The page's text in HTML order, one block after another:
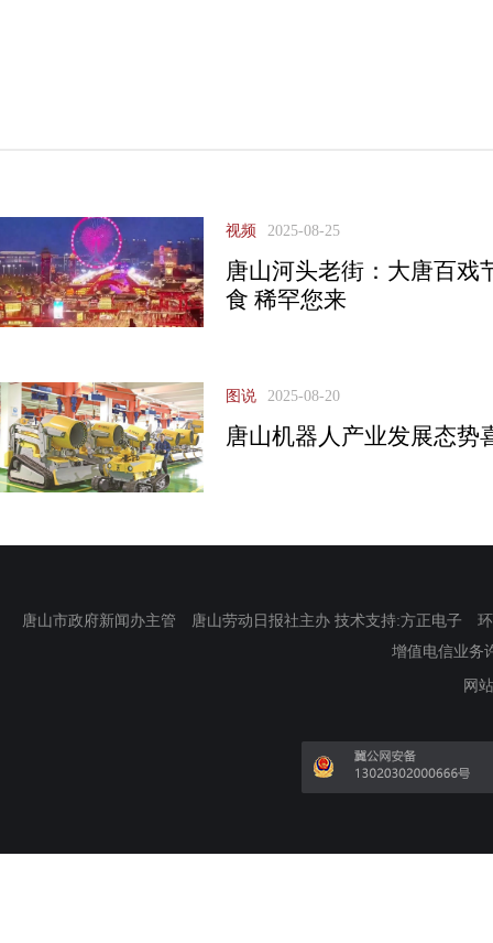
视频 2025-08-25
唐山河头老街：大唐百戏
食 稀罕您来
图说 2025-08-20
唐山机器人产业发展态势
唐山市政府新闻办主管 唐山劳动日报社主办 技术支持:方正电子
增值电信业务
网